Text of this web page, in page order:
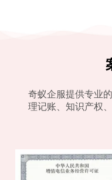
奇蚁企服提供专业
理记账、知识产权